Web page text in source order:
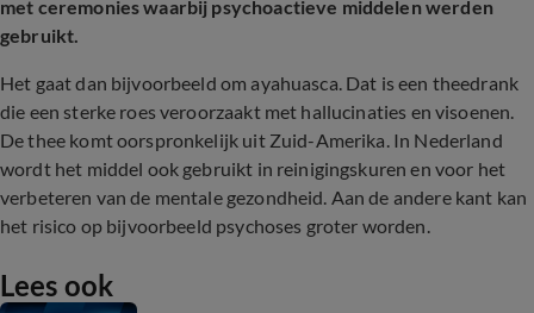
met ceremonieswaarbij psychoactieve middelen werden
gebruikt.
Het gaat dan bijvoorbeeld om ayahuasca. Dat is een theedrank
die een sterke roes veroorzaakt met hallucinaties en visoenen.
De thee komt oorspronkelijk uit Zuid-Amerika. In Nederland
wordt het middel ook gebruikt in reinigingskuren en voor het
verbeteren van de mentale gezondheid. Aan de andere kant kan
het risico op bijvoorbeeld psychoses groter worden.
Lees ook